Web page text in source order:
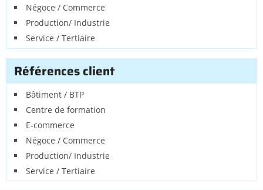
Négoce / Commerce
Production/ Industrie
Service / Tertiaire
Références client
Bâtiment / BTP
Centre de formation
E-commerce
Négoce / Commerce
Production/ Industrie
Service / Tertiaire